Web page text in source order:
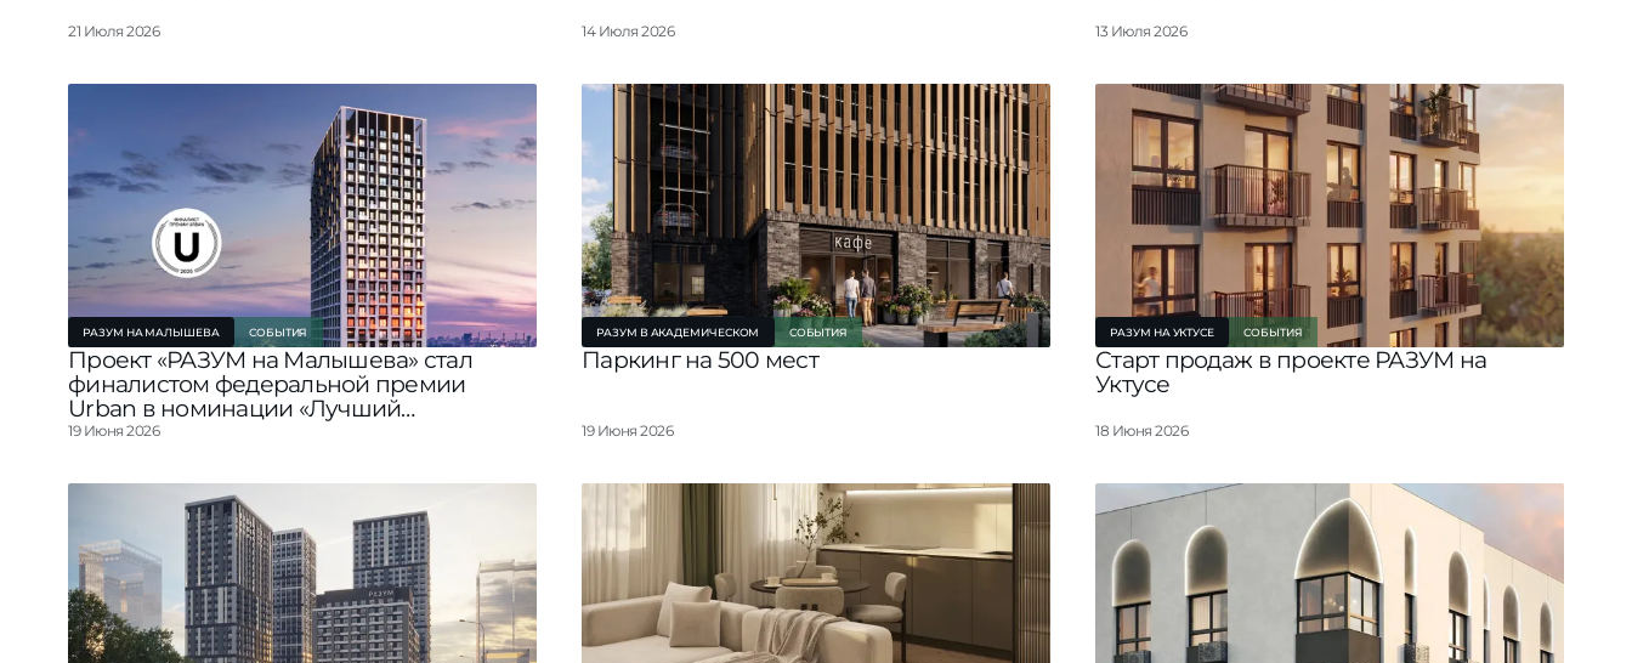
21 Июля 2026 14 Июля 2026 13 Июля 2026
РАЗУМ НА МАЛЫШЕВА СОБЫТИЯ
Проект «РАЗУМ на Малышева» стал
финалистом федеральной премии
Urban в номинации «Лучший
строящийся жилой комплекс
19 Июня 2026
РАЗУМ В АКАДЕМИЧЕСКОМ СОБЫТИЯ
Паркинг на 500 мест
19 Июня 2026
РАЗУМ НА УКТУСЕ СОБЫТИЯ
Старт продаж в проекте РАЗУМ на
Уктусе
18 Июня 2026